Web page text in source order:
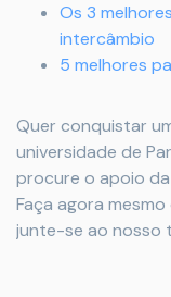
Os 3
intercâmbio
5 melhores
Quer conquistar
universidade de
procure o apoio
Faça agora
junte-se ao nosso